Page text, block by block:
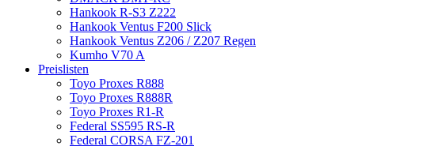
Hankook R-S3 Z222
Hankook Ventus F200 Slick
Hankook Ventus Z206 / Z207 Regen
Kumho V70 A
Preislisten
Toyo Proxes R888
Toyo Proxes R888R
Toyo Proxes R1-R
Federal SS595 RS-R
Federal CORSA FZ-201